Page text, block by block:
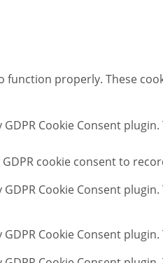
properly. These
GDPR Cookie Consent
GDPR cookie consent to
GDPR Cookie Consent
GDPR Cookie Consent